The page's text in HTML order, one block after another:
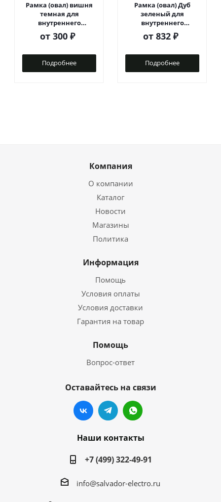
Рамка (овал) вишня
темная для
внутреннего
монтажа
от 300 ₽
Подробнее
Рамка (овал) Дуб
зеленый для
внутреннего
монтажа
от 832 ₽
Подробнее
Компания
О компании
Каталог
Новости
Магазины
Политика
Информация
Помощь
Условия оплаты
Условия доставки
Гарантия на товар
Помощь
Вопрос-ответ
Оставайтесь на связи
Наши контакты
+7 (499) 322-49-91
info@salvador-electro.ru